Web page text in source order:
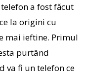
a fost făcut
la origini cu
mai ieftine. Primul
purtând
va fi un telefon ce